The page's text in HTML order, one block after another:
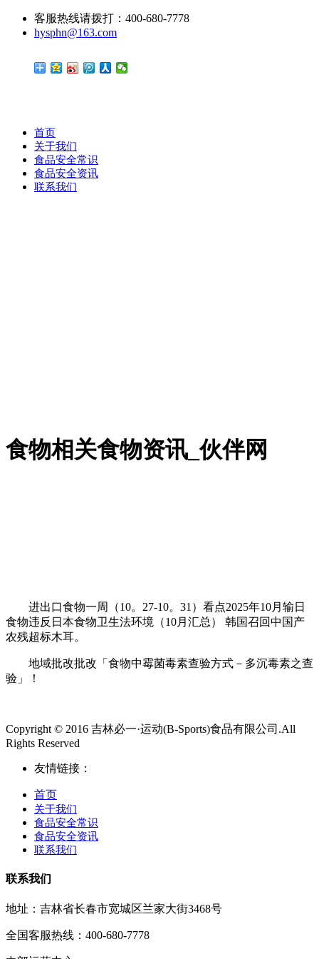
客服热线请拨打：400-680-7778
hysphn@163.com
首页
关于我们
食品安全常识
食品安全资讯
联系我们
食物相关食物资讯_伙伴网
进出口食物一周（10。27-10。31）看点2025年10月输日
食物违反日本食物卫生法环境（10月汇总） 韩国召回中国产
农残超标木耳。
地域批改批改「食物中霉菌毒素查验方式－多沉毒素之查
验」！
Copyright © 2016 吉林必一·运动(B-Sports)食品有限公司.All
Rights Reserved
友情链接：
首页
关于我们
食品安全常识
食品安全资讯
联系我们
联系我们
地址：吉林省长春市宽城区兰家大街3468号
全国客服热线：400-680-7778